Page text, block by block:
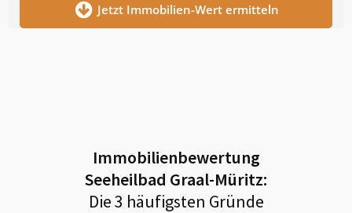
Jetzt Immobilien-Wert ermitteln
Immobilienbewertung
Seeheilbad Graal-Müritz:
Die 3 häufigsten Gründe